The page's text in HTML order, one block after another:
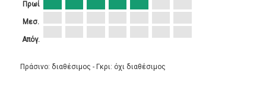
Πρωί
Μεσ.
Απόγ.
Πράσινο: διαθέσιμος - Γκρι: όχι διαθέσιμος